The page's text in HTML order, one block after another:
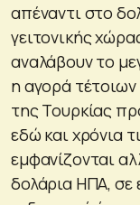
απέναντι στο
γειτονικής
αναλάβουν το
η αγορά
της Τουρκίας
εδώ και χρόνια
εμφανίζονται
δολάρια ΗΠΑ, σε